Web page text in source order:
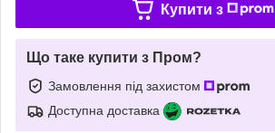
Купити з
Що таке купити з Пром?
Замовлення під захистом
Доступна доставка